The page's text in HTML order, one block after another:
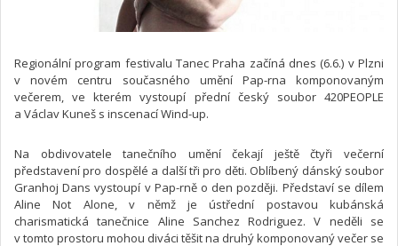
Regionální program festivalu Tanec Praha začíná dnes (6.6.) v Plzni
v novém centru současného umění Pap-rna komponovaným
večerem, ve kterém vystoupí přední český soubor 420PEOPLE
a Václav Kuneš s inscenací Wind-up.
Na obdivovatele tanečního umění čekají ještě čtyři večerní
představení pro dospělé a další tři pro děti. Oblíbený dánský soubor
Granhoj Dans vystoupí v Pap-rně o den později. Představí se dílem
Aline Not Alone, v němž je ústřední postavou kubánská
charismatická tanečnice Aline Sanchez Rodriguez. V neděli se
v tomto prostoru mohou diváci těšit na druhý komponovaný večer se